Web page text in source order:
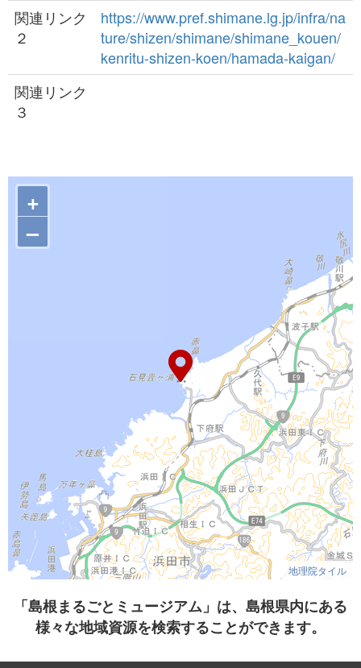
関連リンク
２
https://www.pref.shimane.lg.jp/infra/na
ture/shizen/shimane/shimane_kouen/
kenritu-shizen-koen/hamada-kaigan/
関連リンク
３
+
–
地理院タイル
「島根まるごとミュージアム」は、島根県内にある
様々な地域資源を検索することができます。